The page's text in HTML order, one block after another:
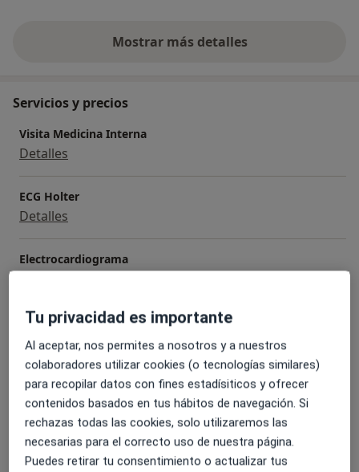
Mostrar más detalles
sobre la experiencia
Servicios y precios
Visita Medicina Interna
Detalles
ECG Holter
Detalles
Electrocardiograma
Insulinización
Detalles
Primera visita Nutrición y Dietética
Detalles
+1 servicio
Tu privacidad es importante
Al aceptar, nos permites a nosotros y a nuestros
colaboradores utilizar cookies (o tecnologías similares)
para recopilar datos con fines estadísiticos y ofrecer
contenidos basados en tus hábitos de navegación. Si
rechazas todas las cookies, solo utilizaremos las
necesarias para el correcto uso de nuestra página.
Puedes retirar tu consentimiento o actualizar tus